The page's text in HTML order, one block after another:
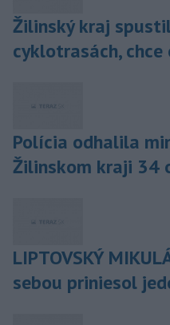
Žilinský kraj
cyklotrasách,
Polícia odhalila
Žilinskom kraji 34
LIPTOVSKÝ
sebou priniesol